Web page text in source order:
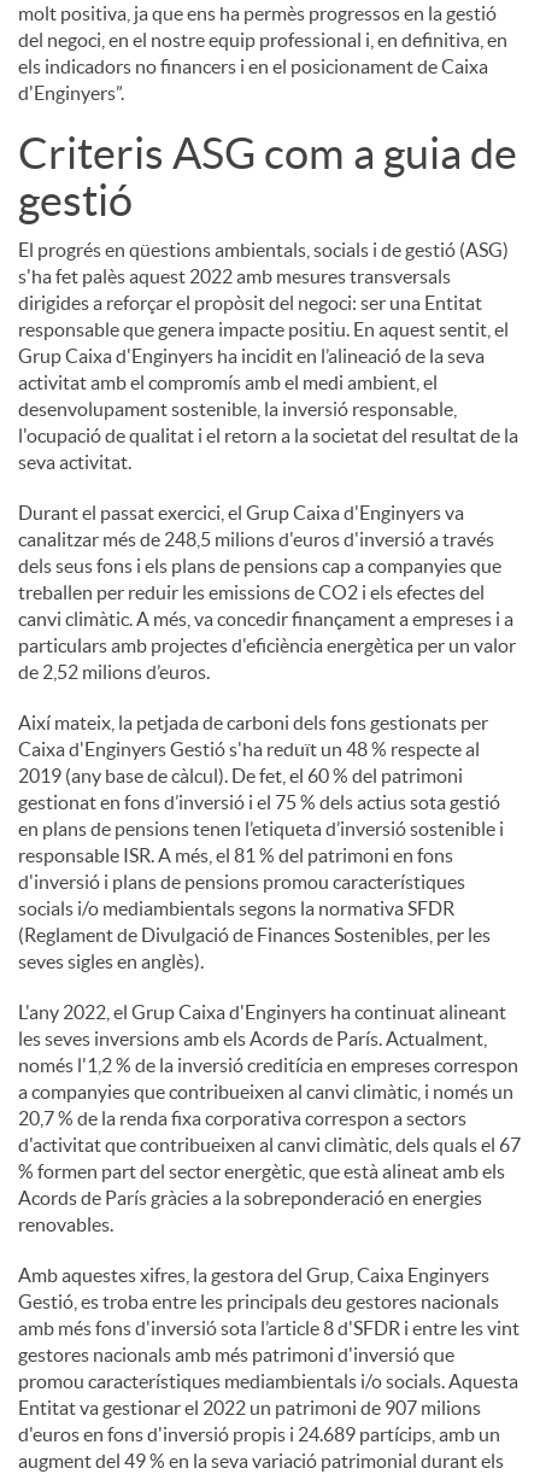
molt positiva, ja que ens ha permès progressos en la gestió
del negoci, en el nostre equip professional i, en definitiva, en
els indicadors no financers i en el posicionament de Caixa
d'Enginyers”.
Criteris ASG com a guia de
gestió
El progrés en qüestions ambientals, socials i de gestió (ASG)
s'ha fet palès aquest 2022 amb mesures transversals
dirigides a reforçar el propòsit del negoci: ser una Entitat
responsable que genera impacte positiu. En aquest sentit, el
Grup Caixa d'Enginyers ha incidit en l’alineació de la seva
activitat amb el compromís amb el medi ambient, el
desenvolupament sostenible, la inversió responsable,
l'ocupació de qualitat i el retorn a la societat del resultat de la
seva activitat.
Durant el passat exercici, el Grup Caixa d'Enginyers va
canalitzar més de 248,5 milions d'euros d'inversió a través
dels seus fons i els plans de pensions cap a companyies que
treballen per reduir les emissions de CO2 i els efectes del
canvi climàtic. A més, va concedir finançament a empreses i a
particulars amb projectes d'eficiència energètica per un valor
de 2,52 milions d’euros.
Així mateix, la petjada de carboni dels fons gestionats per
Caixa d'Enginyers Gestió s'ha reduït un 48 % respecte al
2019 (any base de càlcul). De fet, el 60 % del patrimoni
gestionat en fons d’inversió i el 75 % dels actius sota gestió
en plans de pensions tenen l’etiqueta d’inversió sostenible i
responsable ISR. A més, el 81 % del patrimoni en fons
d'inversió i plans de pensions promou característiques
socials i/o mediambientals segons la normativa SFDR
(Reglament de Divulgació de Finances Sostenibles, per les
seves sigles en anglès).
L'any 2022, el Grup Caixa d'Enginyers ha continuat alineant
les seves inversions amb els Acords de París. Actualment,
només l'1,2 % de la inversió creditícia en empreses correspon
a companyies que contribueixen al canvi climàtic, i només un
20,7 % de la renda fixa corporativa correspon a sectors
d'activitat que contribueixen al canvi climàtic, dels quals el 67
% formen part del sector energètic, que està alineat amb els
Acords de París gràcies a la sobreponderació en energies
renovables.
Amb aquestes xifres, la gestora del Grup, Caixa Enginyers
Gestió, es troba entre les principals deu gestores nacionals
amb més fons d'inversió sota l’article 8 d'SFDR i entre les vint
gestores nacionals amb més patrimoni d'inversió que
promou característiques mediambientals i/o socials. Aquesta
Entitat va gestionar el 2022 un patrimoni de 907 milions
d'euros en fons d'inversió propis i 24.689 partícips, amb un
augment del 49 % en la seva variació patrimonial durant els